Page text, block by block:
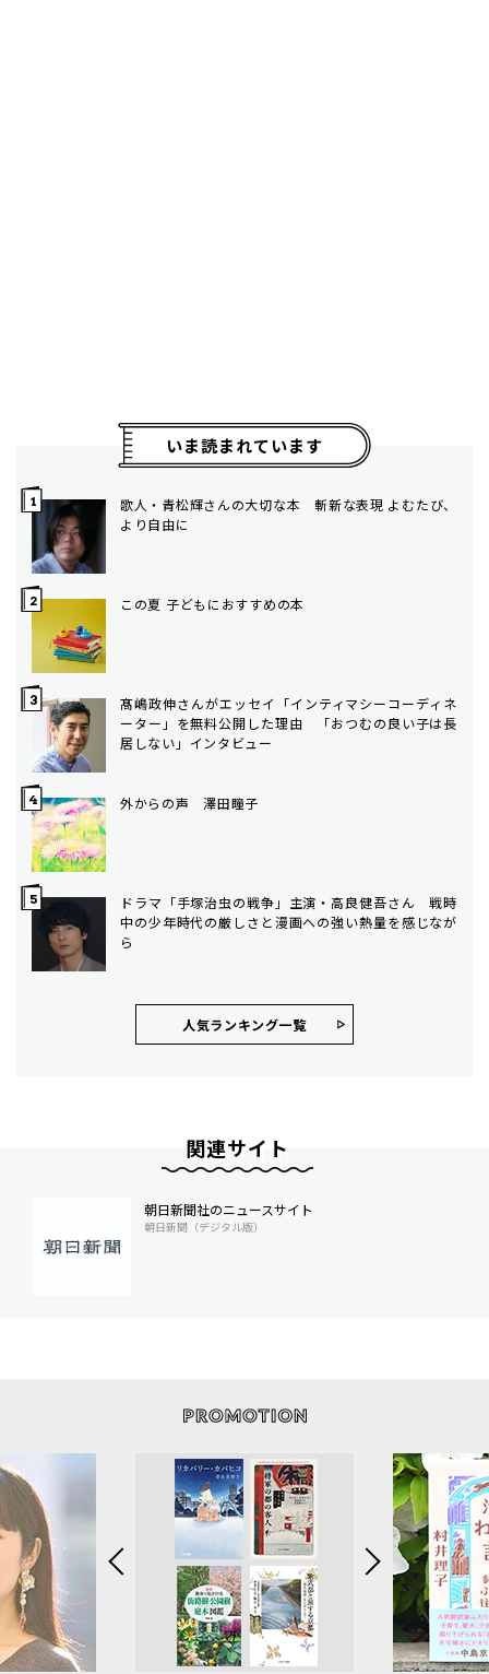
いま読まれています
歌人・青松輝さんの大切な本 斬新な表現 よむたび、
より自由に
この夏 子どもにおすすめの本
髙嶋政伸さんがエッセイ「インティマシーコーディネ
ーター」を無料公開した理由 「おつむの良い子は長
居しない」インタビュー
外からの声 澤田瞳子
ドラマ「手塚治虫の戦争」主演・高良健吾さん 戦時
中の少年時代の厳しさと漫画への強い熱量を感じなが
ら
人気ランキング⼀覧
関連サイト
朝日新聞社のニュースサイト
朝日新聞（デジタル版）